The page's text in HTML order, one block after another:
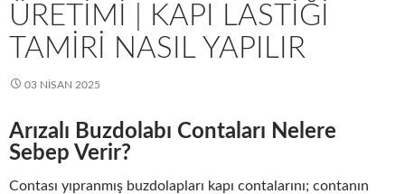
ÜRETIMI | KAPI LASTIĞI
TAMIRI NASIL YAPILIR
03 NISAN 2025
Arızalı Buzdolabı Contaları Nelere
Sebep Verir?
Contası yıpranmış buzdolapları kapı contalarını; contanın